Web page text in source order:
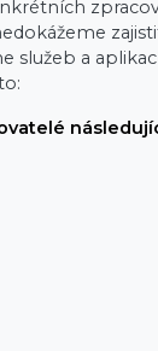
služeb a